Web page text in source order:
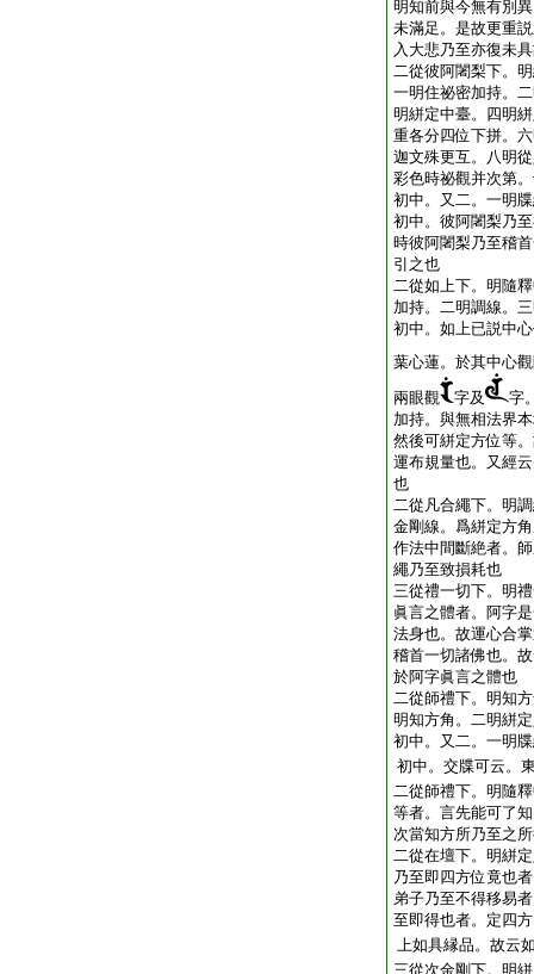
明知前與今無有別
未滿足。是故更重
入大悲乃至亦復未
二從彼阿闍梨下。
一明住祕密加持。
明絣定中臺。四明
重各分四位下拼。
迦文殊更互。八明
彩色時祕觀并次第
初中。又二。一明
初中。彼阿闍梨乃
時彼阿闍梨乃至稽
引之也
二從如上下。明隨
加持。二明調線。
初中。如上已説中
葉心蓮。於其中心
兩眼觀
字及
字
加持。與無相法界
然後可絣定方位等
運布規量也。又經
也
二從凡合繩下。明
金剛線。爲絣定方
作法中間斷絶者。
繩乃至致損耗也
三從禮一切下。明
眞言之體者。阿字
法身也。故運心合
稽首一切諸佛也。
於阿字眞言之體也
二從師禮下。明知
明知方角。二明絣
初中。又二。一明
初中。交牒可云。
二從師禮下。明隨
等者。言先能可了
次當知方所乃至之
二從在壇下。明絣
乃至即四方位竟也
弟子乃至不得移易
至即得也者。定四
上如具縁品。故云
三從次金剛下。明